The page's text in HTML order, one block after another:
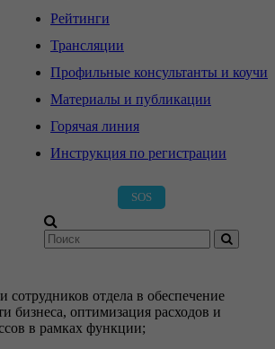
Рейтинги
Трансляции
Профильные консультанты и коучи
Материалы и публикации
Горячая линия
Инструкция по регистрации
SOS
сотрудников отдела в обеспечение
бизнеса, оптимизация расходов и
в рамках функции;